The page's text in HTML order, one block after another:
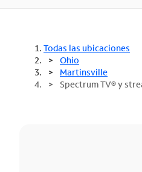
Todas las ubicaciones
Ohio
Martinsville
Spectrum TV® y